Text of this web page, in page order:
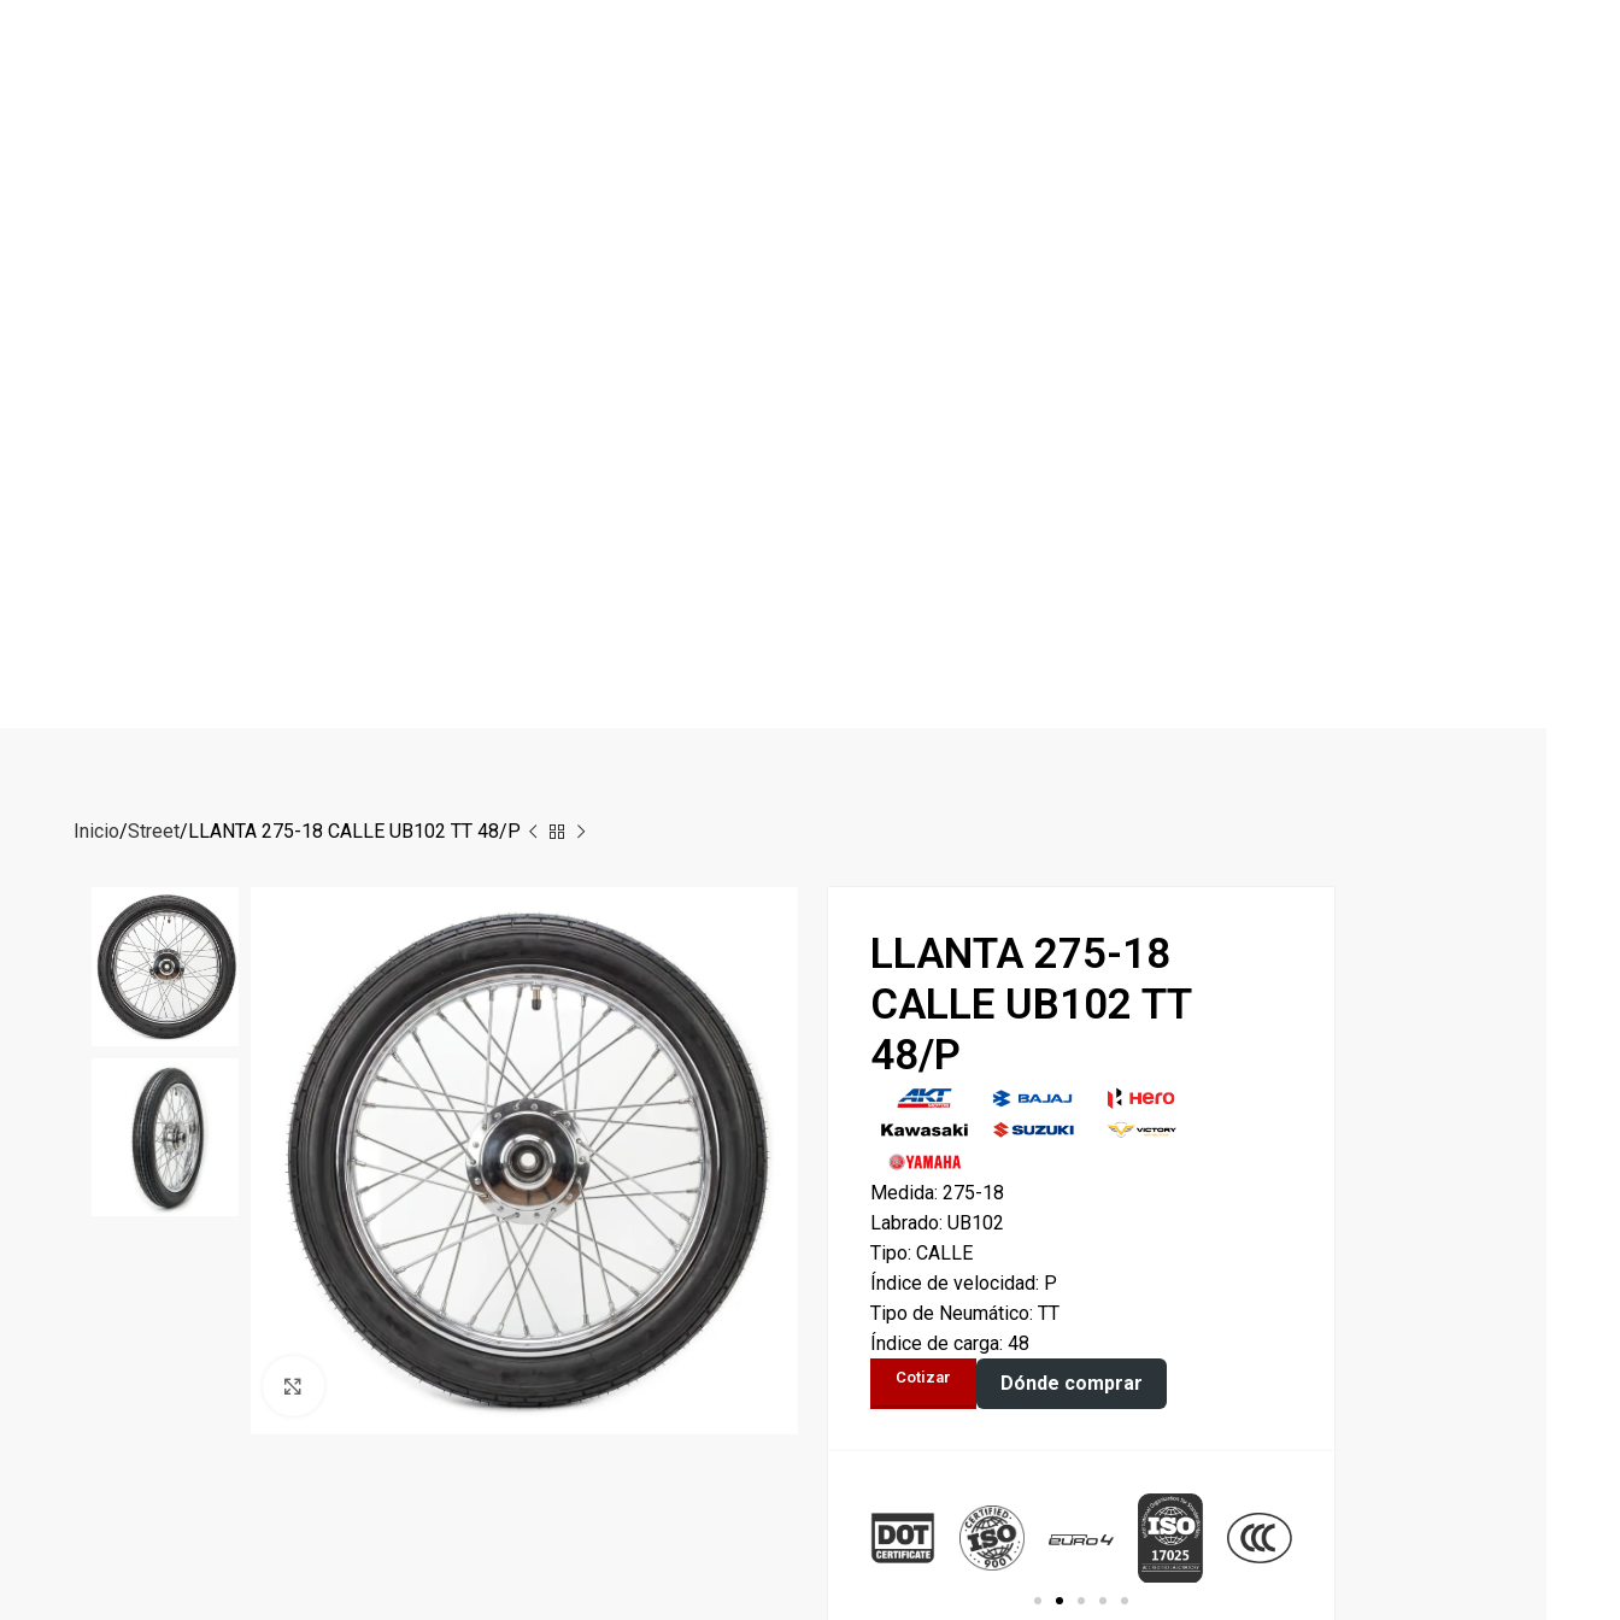
Inicio Street LLANTA 275-18 CALLE UB102 TT 48/P
Clic para ampliar
LLANTA 275-18
CALLE UB102 TT
48/P
Medida: 275-18
Labrado: UB102
Tipo: CALLE
Índice de velocidad: P
Tipo de Neumático: TT
Índice de carga: 48
Cotizar Dónde comprar